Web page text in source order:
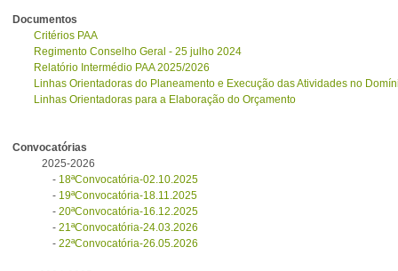
Documentos
Critérios PAA
Regimento Conselho Geral - 25 julho 2024
Relatório Intermédio PAA 2025/2026
Linhas Orientadoras do Planeamento e Execução das Atividades no
Linhas Orientadoras para a Elaboração do Orçamento
Convocatórias
2025-2026
- 18ªConvocatória-02.10.2025
- 19ªConvocatória-18.11.2025
-20ªConvocatória-16.12.2025
-21ªConvocatória-24.03.2026
-22ªConvocatória-26.05.2026